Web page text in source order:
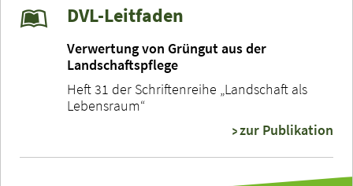
DVL-Leitfaden
Verwertung von Grüngut aus der
Landschaftspflege
Heft 31 der Schriftenreihe „Landschaft als
Lebensraum“
zur Publikation